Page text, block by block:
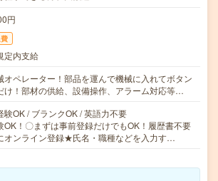
円
定内支給
オペレーター！部品を運んで機械に入れてボタン
け！部材の供給、設備操作、アラーム対応等…
験OK / ブランクOK / 英語力不要
！〇まずは事前登録だけでもOK！履歴書不要
オンライン登録★氏名・職種などを入力す…